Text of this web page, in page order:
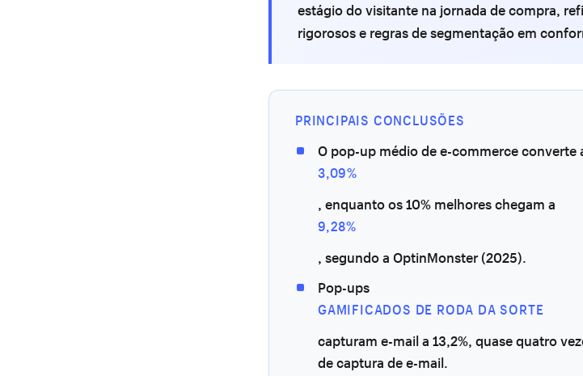
estágio do visitante na jornada de compra,
rigorosos e regras de segmentação em
PRINCIPAIS CONCLUSÕES
O pop-up médio de e-commerce converte
3,09%
, enquanto os 10% melhores chegam a
9,28%
, segundo a OptinMonster (2025).
Pop-ups
GAMIFICADOS DE RODA DA SORTE
capturam e-mail a 13,2%, quase quatro
de captura de e-mail.